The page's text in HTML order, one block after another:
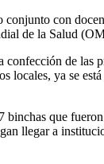
conjunto con
de la Salud
de las
locales, ya se
binchas que
llegar a